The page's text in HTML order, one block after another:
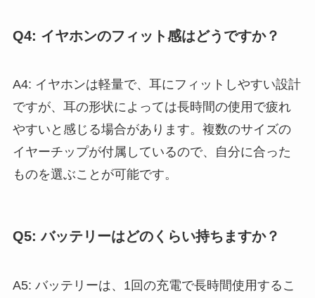
Q4: イヤホンのフィット感はどうですか？
A4: イヤホンは軽量で、耳にフィットしやすい設計
ですが、耳の形状によっては長時間の使用で疲れ
やすいと感じる場合があります。複数のサイズの
イヤーチップが付属しているので、自分に合った
ものを選ぶことが可能です。
Q5: バッテリーはどのくらい持ちますか？
A5: バッテリーは、1回の充電で長時間使用するこ